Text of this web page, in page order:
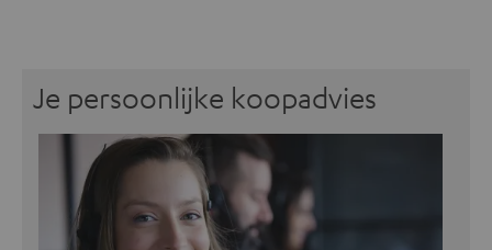
Je persoonlijke koopadvies